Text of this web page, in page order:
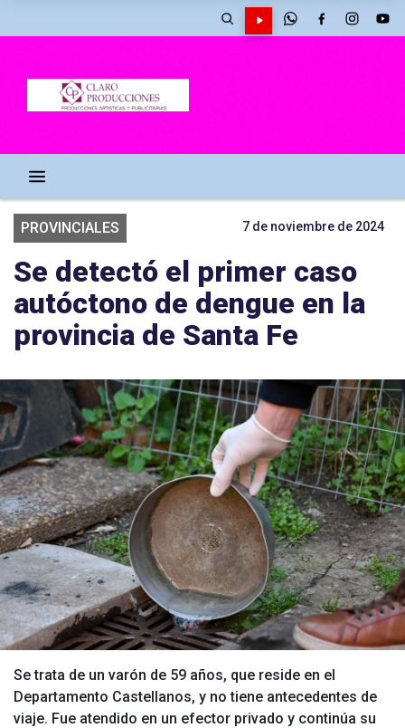
PROVINCIALES 7 de noviembre de 2024
Se detectó el primer caso
autóctono de dengue en la
provincia de Santa Fe
Se trata de un varón de 59 años, que reside en el
Departamento Castellanos, y no tiene antecedentes de
viaje. Fue atendido en un efector privado y continúa su